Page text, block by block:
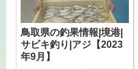
鳥取県の釣果情報|境港|
サビキ釣り|アジ【2023
年9月】